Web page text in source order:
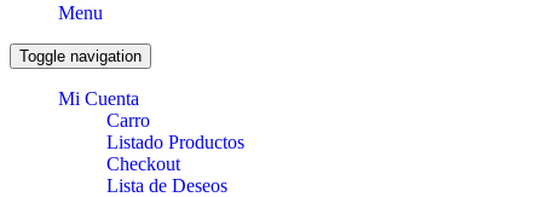
Menu
Toggle navigation
Mi Cuenta
Carro
Listado Productos
Checkout
Lista de Deseos